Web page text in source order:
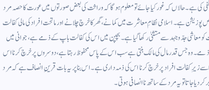
ہے ۔ حالاں کہ غور کیا جائے تو معلوم ہوگا کہ وراثت کی بعض صورتوں میں عورت کا حصہ مرد
ہے ۔ اسلامی نظامِ معاشرت میں کمانے ، گھر کا خرچ چلانے اور ماتحت افراد کی مالی کفالت
معاشی جدّو جہد سے مستثنیٰ رکھا گیا ہے ۔ بچپن میں اس کی کفالت باپ کے ذمے ہے ، جوانی میں
۔ وہ جس قدر مال کی مالک بنتی ہے سب اس کے پاس محفوظ رہتا ہے ، دوسروں پر خرچ کرنا اس
زیرِ کفالت افراد پر خرچ کرنا اس کی ذمہ داری ہے ۔ اس بنا پر یہ بات قرینِ انصاف ہے کہ مرد
جاتا تو یہ مرد کے ساتھ ناانصافی ہوتی ۔